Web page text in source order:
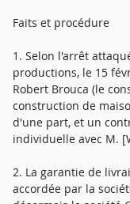
Faits et procédure
1. Selon l'arrêt
productions, le 15
Robert Brouca (le
construction de
d'une part, et un
individuelle avec M.
2. La garantie de
accordée par la